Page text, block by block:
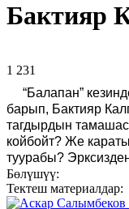
Бактияр
1 231 ᠌ ᠌ ᠌ ᠌᠌ ᠌ ᠌᠌
“Балапан”
барып, Бактияр
тагдырдын
койбойт? Же
туурабы?
Бөлүшүү:
Тектеш материалдар: